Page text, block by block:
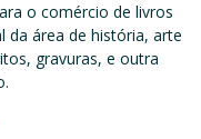
o comércio de livros
da área de história, arte
gravuras, e outra